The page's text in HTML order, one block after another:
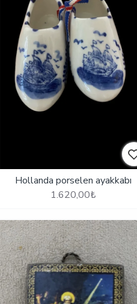
Hollanda porselen ayakkabı
1.620,00₺